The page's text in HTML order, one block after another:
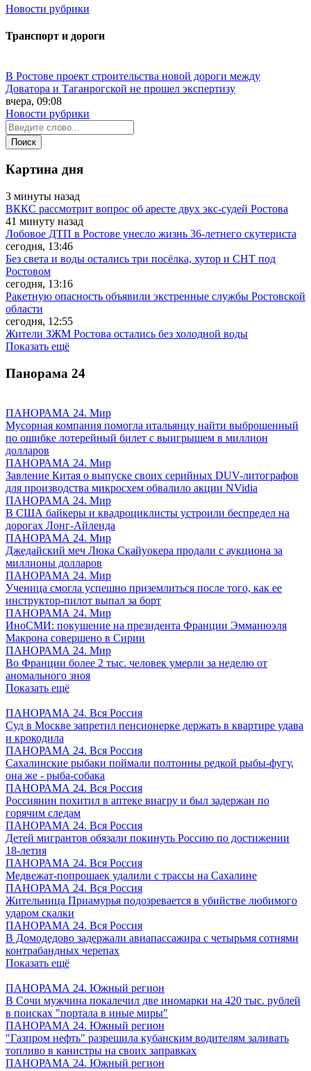
Новости рубрики
Транспорт и дороги
В Ростове проект строительства новой дороги между
Доватора и Таганрогской не прошел экспертизу
вчера, 09:08
Новости рубрики
Картина дня
3 минуты назад
ВККС рассмотрит вопрос об аресте двух экс-судей Ростова
41 минуту назад
Лобовое ДТП в Ростове унесло жизнь 36-летнего скутериста
сегодня, 13:46
Без света и воды остались три посёлка, хутор и СНТ под
Ростовом
сегодня, 13:16
Ракетную опасность объявили экстренные службы Ростовской
области
сегодня, 12:55
Жители ЗЖМ Ростова остались без холодной воды
Показать ещё
Панорама 24
ПАНОРАМА 24. Мир
Мусорная компания помогла итальянцу найти выброшенный
по ошибке лотерейный билет с выигрышем в миллион
долларов
ПАНОРАМА 24. Мир
Завление Китая о выпуске своих серийных DUV-литографов
для производства микросхем обвалило акции NVidia
ПАНОРАМА 24. Мир
В США байкеры и квадроциклисты устроили беспредел на
дорогах Лонг-Айленда
ПАНОРАМА 24. Мир
Джедайский меч Люка Скайуокера продали с аукциона за
миллионы долларов
ПАНОРАМА 24. Мир
Ученица смогла успешно приземлиться после того, как ее
инструктор-пилот выпал за борт
ПАНОРАМА 24. Мир
ИноСМИ: покушение на президента Франции Эмманюэля
Макрона совершено в Сирии
ПАНОРАМА 24. Мир
Во Франции более 2 тыс. человек умерли за неделю от
аномального зноя
Показать ещё
ПАНОРАМА 24. Вся Россия
Суд в Москве запретил пенсионерке держать в квартире удава
и крокодила
ПАНОРАМА 24. Вся Россия
Сахалинские рыбаки поймали полтонны редкой рыбы-фугу,
она же - рыба-собака
ПАНОРАМА 24. Вся Россия
Россиянин похитил в аптеке виагру и был задержан по
горячим следам
ПАНОРАМА 24. Вся Россия
Детей мигрантов обязали покинуть Россию по достижении
18-летия
ПАНОРАМА 24. Вся Россия
Медвежат-попрошаек удалили с трассы на Сахалине
ПАНОРАМА 24. Вся Россия
Жительница Приамурья подозревается в убийстве любимого
ударом скалки
ПАНОРАМА 24. Вся Россия
В Домодедово задержали авиапассажира с четырьмя сотнями
контрабандных черепах
Показать ещё
ПАНОРАМА 24. Южный регион
В Сочи мужчина покалечил две иномарки на 420 тыс. рублей
в поисках "портала в иные миры"
ПАНОРАМА 24. Южный регион
"Газпром нефть" разрешила кубанским водителям заливать
топливо в канистры на своих заправках
ПАНОРАМА 24. Южный регион